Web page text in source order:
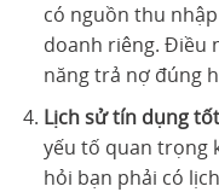
có nguồn thu
doanh riêng. Điều
năng trả nợ đúng
Lịch sử tín dụng tốt
yếu tố quan trọng
hỏi bạn phải có